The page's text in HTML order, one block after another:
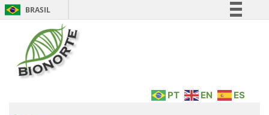
BRASIL
Legislação
PT EN ES